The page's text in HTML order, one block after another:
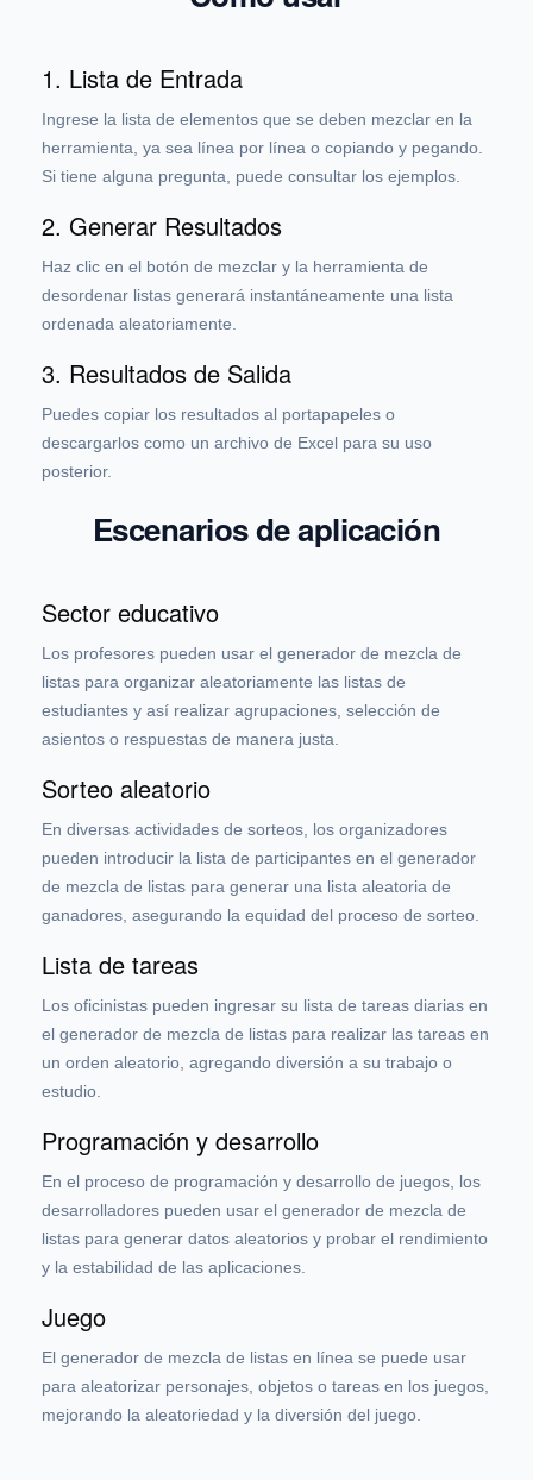
1. Lista de Entrada
Ingrese la lista de elementos que se deben mezclar en la
herramienta, ya sea línea por línea o copiando y pegando.
Si tiene alguna pregunta, puede consultar los ejemplos.
2. Generar Resultados
Haz clic en el botón de mezclar y la herramienta de
desordenar listas generará instantáneamente una lista
ordenada aleatoriamente.
3. Resultados de Salida
Puedes copiar los resultados al portapapeles o
descargarlos como un archivo de Excel para su uso
posterior.
Escenarios de aplicación
Sector educativo
Los profesores pueden usar el generador de mezcla de
listas para organizar aleatoriamente las listas de
estudiantes y así realizar agrupaciones, selección de
asientos o respuestas de manera justa.
Sorteo aleatorio
En diversas actividades de sorteos, los organizadores
pueden introducir la lista de participantes en el generador
de mezcla de listas para generar una lista aleatoria de
ganadores, asegurando la equidad del proceso de sorteo.
Lista de tareas
Los oficinistas pueden ingresar su lista de tareas diarias en
el generador de mezcla de listas para realizar las tareas en
un orden aleatorio, agregando diversión a su trabajo o
estudio.
Programación y desarrollo
En el proceso de programación y desarrollo de juegos, los
desarrolladores pueden usar el generador de mezcla de
listas para generar datos aleatorios y probar el rendimiento
y la estabilidad de las aplicaciones.
Juego
El generador de mezcla de listas en línea se puede usar
para aleatorizar personajes, objetos o tareas en los juegos,
mejorando la aleatoriedad y la diversión del juego.